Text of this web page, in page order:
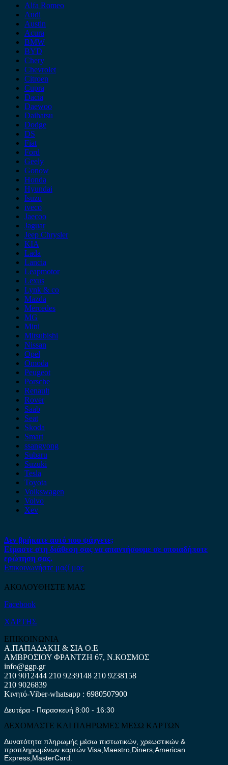
Alfa Romeo
Audi
Austin
Acura
BMW
BYD
Chery
Chevrolet
Citroen
Cupra
Dacia
Daewoo
Daihatsu
Dodge
DS
Fiat
Ford
Geely
Gonow
Honda
Hyundai
Isuzu
iveco
Jaecoo
Jaguar
Jeep Chrysler
KIA
Lada
Lancia
Leapmotor
Lexus
Lynk & co
Mazda
Mercedes
MG
Mini
Mitsubishi
Nissan
Opel
Omoda
Peugeot
Porsche
Renault
Rover
Saab
Seat
Skoda
Smart
ssangyong
Subaru
Suzuki
Tesla
Toyota
Volkswagen
Volvo
Xev
Δεν βρήκατε αυτό που ψάχνετε;
Είμαστε στη διάθεση σας να απαντήσουμε σε οποιαδήποτε
ερώτηση σας.
Επικοινωνήστε μαζί μας
ΑΚΟΛΟΥΘΗΣΤΕ ΜΑΣ
Facebook
ΧΑΡΤΗΣ
ΕΠΙΚΟΙΝΩΝΙΑ
Α.ΠΑΠΑΔΑΚΗ & ΣΙΑ Ο.Ε
ΑΜΒΡΟΣΙΟΥ ΦΡΑΝΤΖΗ 67, Ν.ΚΟΣΜΟΣ
info@ggp.gr
210 9012444 210 9239148 210 9238158
210 9026839
Κινητό-Viber-whatsapp : 6980507900
Δευτέρα - Παρασκευή 8:00 - 16:30
ΔΕΧΟΜΑΣΤΕ ΚΑΙ ΠΛΗΡΩΜΕΣ ΜΕΣΩ ΚΑΡΤΩΝ
Δυνατότητα πληρωμής μέσω πιστωτικών, χρεωστικών &
προπληρωμένων καρτών Visa,Maestro,Diners,American
Express,MasterCard.